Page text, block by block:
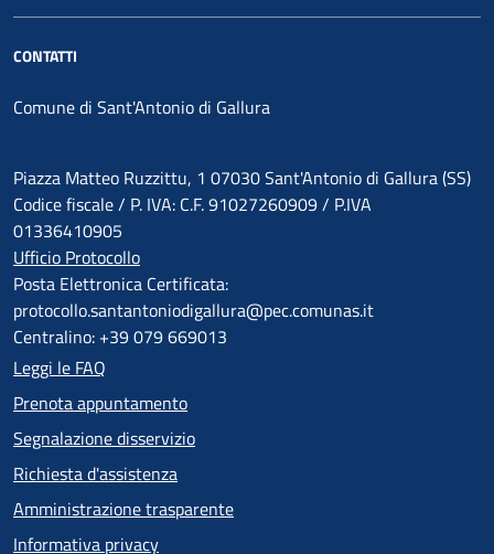
CONTATTI
Comune di Sant'Antonio di Gallura
Piazza Matteo Ruzzittu, 1 07030 Sant'Antonio di Gallura (SS)
Codice fiscale / P. IVA: C.F. 91027260909 / P.IVA
01336410905
Ufficio Protocollo
Posta Elettronica Certificata:
protocollo.santantoniodigallura@pec.comunas.it
Centralino: +39 079 669013
Leggi le FAQ
Prenota appuntamento
Segnalazione disservizio
Richiesta d'assistenza
Amministrazione trasparente
Informativa privacy